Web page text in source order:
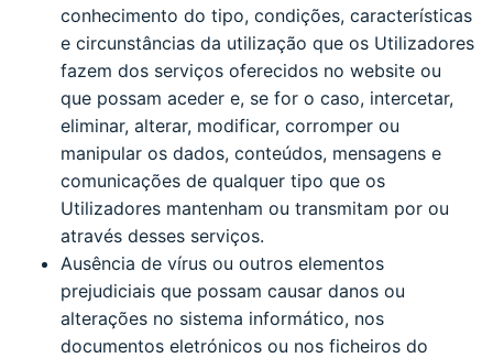
conhecimento do tipo, condições, características
e circunstâncias da utilização que os Utilizadores
fazem dos serviços oferecidos no website ou
que possam aceder e, se for o caso, intercetar,
eliminar, alterar, modificar, corromper ou
manipular os dados, conteúdos, mensagens e
comunicações de qualquer tipo que os
Utilizadores mantenham ou transmitam por ou
através desses serviços.
Ausência de vírus ou outros elementos
prejudiciais que possam causar danos ou
alterações no sistema informático, nos
documentos eletrónicos ou nos ficheiros do